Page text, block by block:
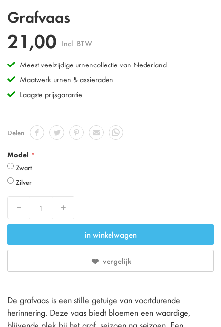
naar
begin
van
afbeeldingen-
gallerij
Grafvaas
21,00 Incl. BTW
Meest veelzijdige urnencollectie van Nederland
Maatwerk urnen & assieraden
Laagste prijsgarantie
Delen
Model
Zwart
Zilver
Verlaag Verhoog
in winkelwagen
vergelijk
De grafvaas is een stille getuige van voortdurende
herinnering. Deze vaas biedt bloemen een waardige,
blijvende plek bij het graf, seizoen na seizoen. Een